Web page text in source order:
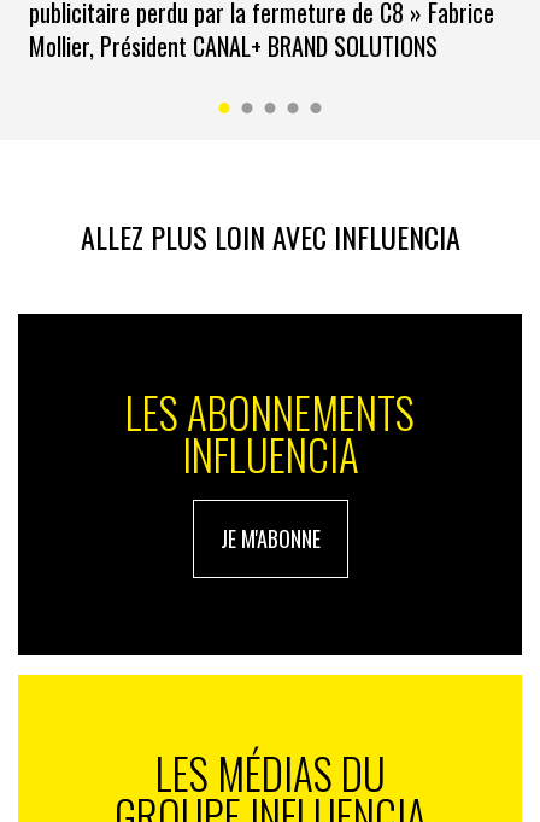
publicitaire perdu par la fermeture de C8 » Fabrice
Mollier, Président CANAL+ BRAND SOLUTIONS
ALLEZ PLUS LOIN AVEC INFLUENCIA
LES ABONNEMENTS
INFLUENCIA
JE M'ABONNE
LES MÉDIAS DU